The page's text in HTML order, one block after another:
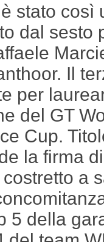
stato così
dal sesto
Il
per
del GT
Cup.
la firma
a
5 della